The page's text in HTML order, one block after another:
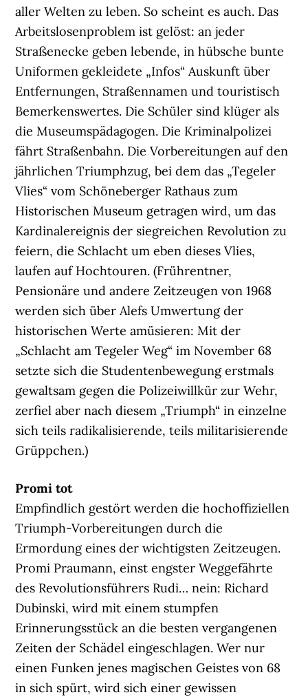
aller Welten zu leben. So scheint es auch. Das
Arbeitslosenproblem ist gelöst: an jeder
Straßenecke geben lebende, in hübsche bunte
Uniformen gekleidete „Infos“ Auskunft über
Entfernungen, Straßennamen und touristisch
Bemerkenswertes. Die Schüler sind klüger als
die Museumspädagogen. Die Kriminalpolizei
fährt Straßenbahn. Die Vorbereitungen auf den
jährlichen Triumphzug, bei dem das „Tegeler
Vlies“ vom Schöneberger Rathaus zum
Historischen Museum getragen wird, um das
Kardinalereignis der siegreichen Revolution zu
feiern, die Schlacht um eben dieses Vlies,
laufen auf Hochtouren. (Frührentner,
Pensionäre und andere Zeitzeugen von 1968
werden sich über Alefs Umwertung der
historischen Werte amüsieren: Mit der
„Schlacht am Tegeler Weg“ im November 68
setzte sich die Studentenbewegung erstmals
gewaltsam gegen die Polizeiwillkür zur Wehr,
zerfiel aber nach diesem „Triumph“ in einzelne
sich teils radikalisierende, teils militarisierende
Grüppchen.)
Promi tot
Empfindlich gestört werden die hochoffiziellen
Triumph-Vorbereitungen durch die
Ermordung eines der wichtigsten Zeitzeugen.
Promi Praumann, einst engster Weggefährte
des Revolutionsführers Rudi… nein: Richard
Dubinski, wird mit einem stumpfen
Erinnerungsstück an die besten vergangenen
Zeiten der Schädel eingeschlagen. Wer nur
einen Funken jenes magischen Geistes von 68
in sich spürt, wird sich einer gewissen